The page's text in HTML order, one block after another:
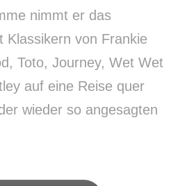
nimmt er das
Klassikern von Frankie
Toto, Journey, Wet Wet
auf eine Reise quer
wieder so angesagten